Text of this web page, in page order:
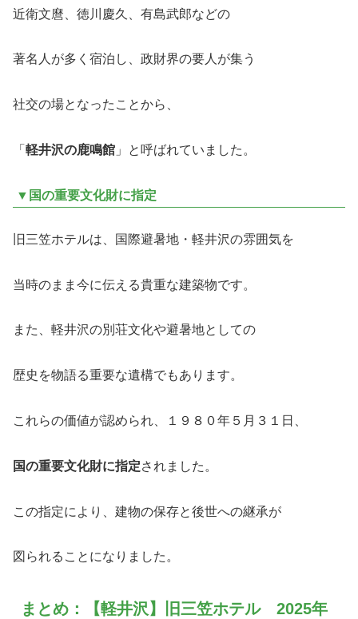
近衛文麿、徳川慶久、有島武郎などの
著名人が多く宿泊し、政財界の要人が集う
社交の場となったことから、
「 軽井沢の鹿鳴館 」と呼ばれていました。
▼国の重要文化財に指定
旧三笠ホテルは、国際避暑地・軽井沢の雰囲気を
当時のまま今に伝える貴重な建築物です。
また、軽井沢の別荘文化や避暑地としての
歴史を物語る重要な遺構でもあります。
これらの価値が認められ、１９８０年５月３１日、
国の重要文化財に指定されました。
この指定により、建物の保存と後世への継承が
図られることになりました。
まとめ：【軽井沢】旧三笠ホテル 2025年